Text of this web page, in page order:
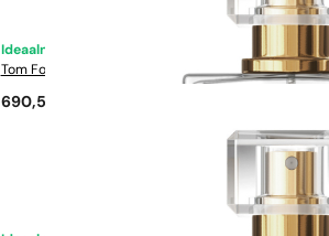
Ideaalne sobivus
Tom Ford
690,50